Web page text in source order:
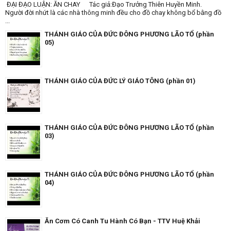
ĐẠI ĐẠO LUẬN: ĂN CHAY Tác giả:Đạo Trưởng Thiên Huyền Minh.
Người đời nhứt là các nhà thông minh đều cho đồ chay không bổ bằng đồ
...
THÁNH GIÁO CỦA ĐỨC ĐÔNG PHƯƠNG LÃO TỔ (phần
05)
THÁNH GIÁO CỦA ĐỨC LÝ GIÁO TÔNG (phần 01)
THÁNH GIÁO CỦA ĐỨC ĐÔNG PHƯƠNG LÃO TỔ (phần
03)
THÁNH GIÁO CỦA ĐỨC ĐÔNG PHƯƠNG LÃO TỔ (phần
04)
Ăn Cơm Có Canh Tu Hành Có Bạn - TTV Huệ Khải